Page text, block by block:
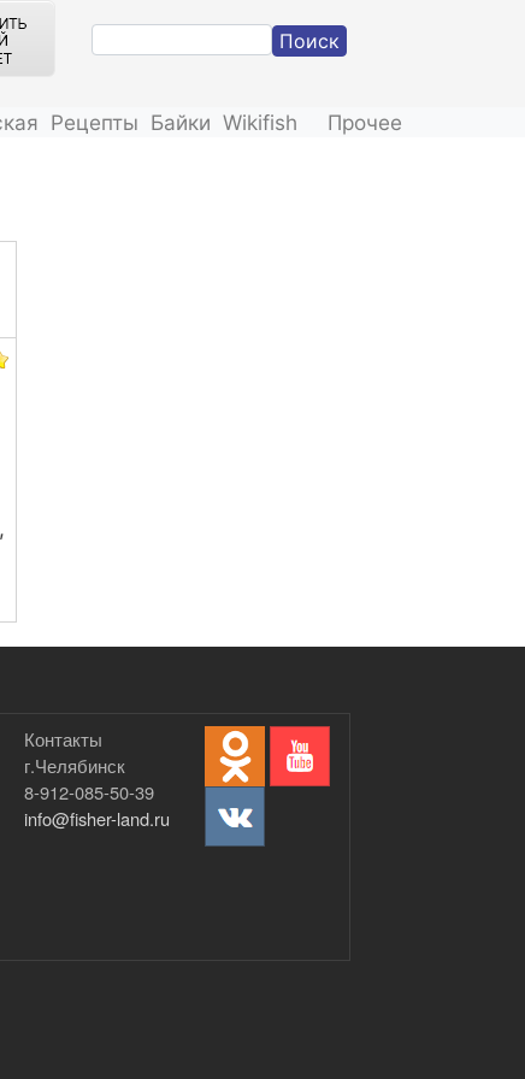
Поиск
Рецепты Байки Wikifish Прочее
Контакты
г.Челябинск
8-912-085-50-39
info@fisher-land.ru